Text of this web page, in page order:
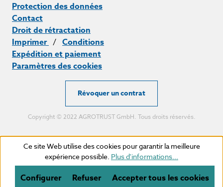
Protection des données
Contact
Droit de rétractation
Imprimer / Conditions
Expédition et paiement
Paramètres des cookies
Révoquer un contrat
Copyright © 2022 AGROTRUST GmbH. Tous droits réservés.
Ce site Web utilise des cookies pour garantir la meilleure
expérience possible. Plus d'informations...
Refuser
Configurer Accepter tous les cookies